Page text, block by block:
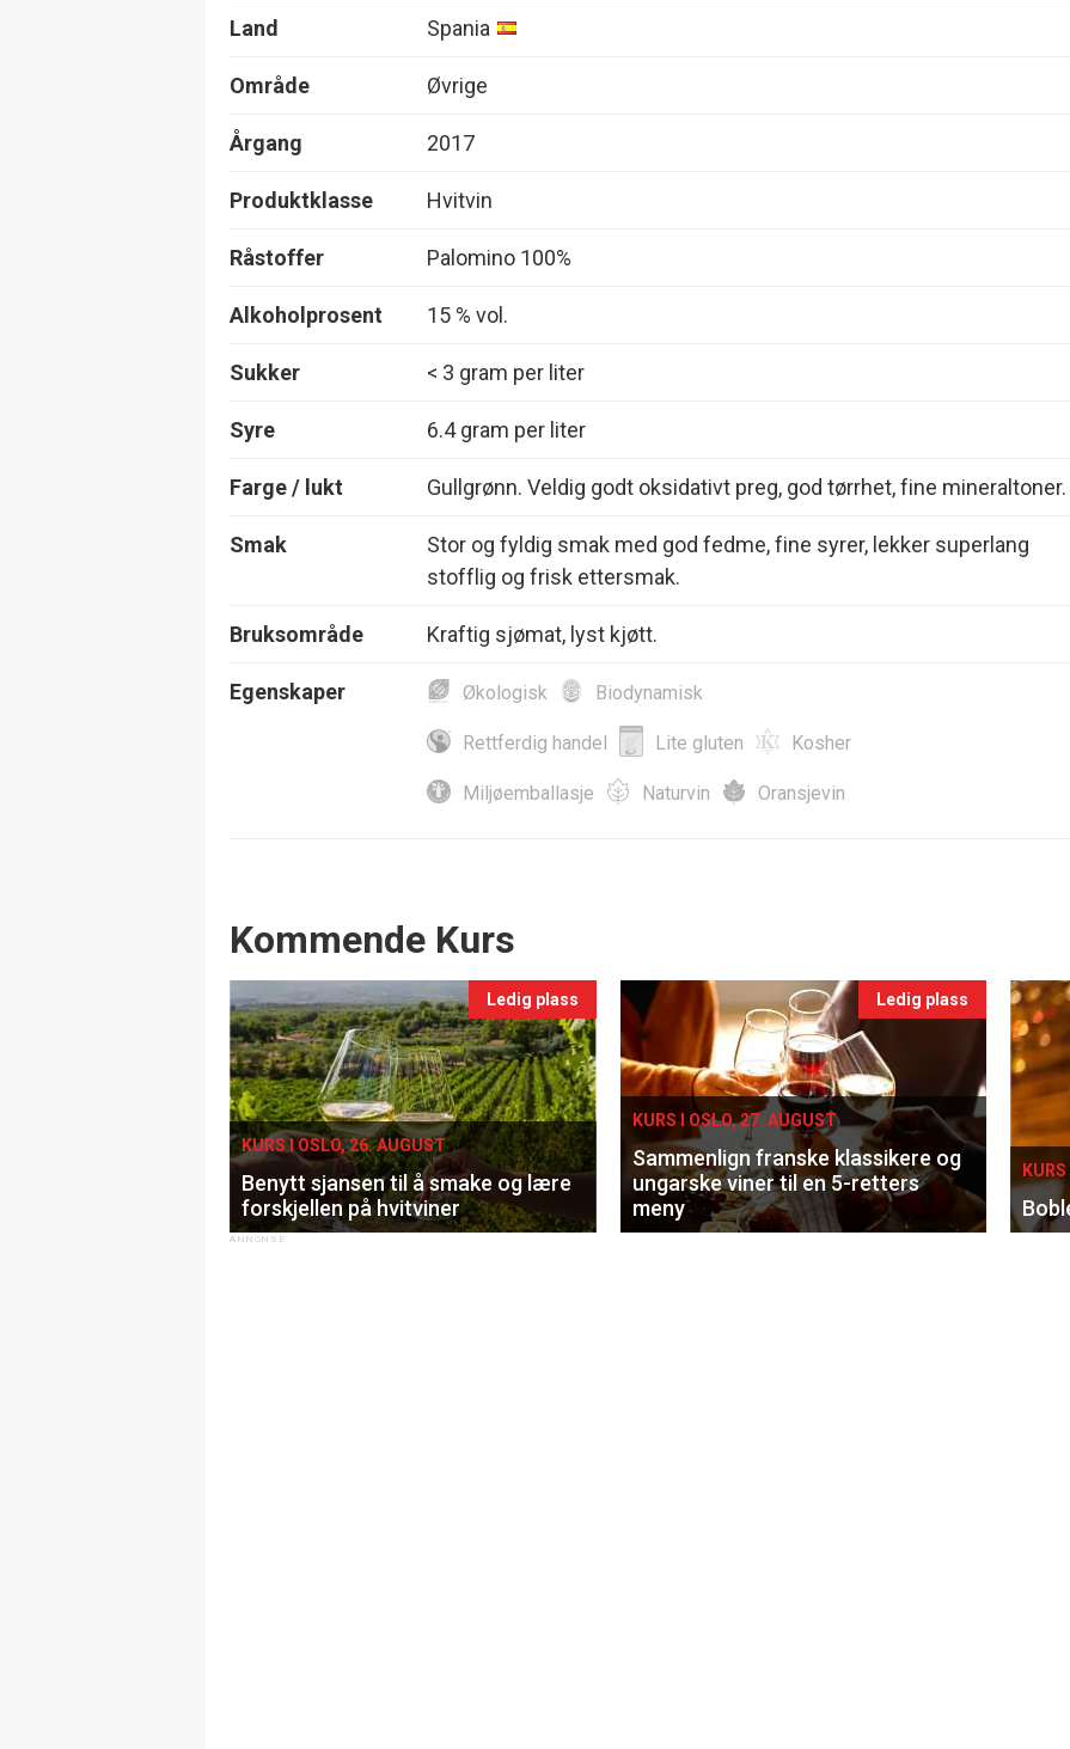
Land Spania
Område Øvrige
Årgang 2017
Produktklasse Hvitvin
Råstoffer Palomino 100%
Alkoholprosent 15 % vol.
Sukker < 3 gram per liter
Syre 6.4 gram per liter
Farge / lukt Gullgrønn. Veldig godt oksidativt preg, god tørrhet, fine mineraltoner.
Smak
Stor og fyldig smak med god fedme, fine syrer, lekker superlang
stofflig og frisk ettersmak.
Bruksområde Kraftig sjømat, lyst kjøtt.
Egenskaper Økologisk Biodynamisk
Rettferdig handel Lite gluten Kosher
Miljøemballasje Naturvin Oransjevin
Events
Kommende Kurs
Ledig plass
KURS I OSLO, 26. AUGUST
Benytt sjansen til å smake og lære
forskjellen på hvitviner
Ledig plass
KURS I OSLO, 27. AUGUST
Sammenlign franske klassikere og
ungarske viner til en 5-retters
meny